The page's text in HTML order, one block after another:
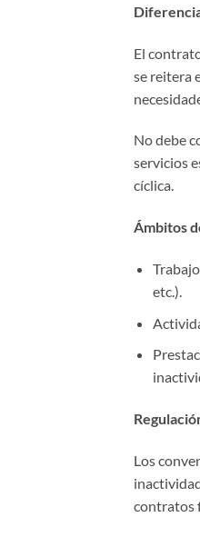
El
se reitera
No debe
servicios
cíclica.
Ámbitos
etc.).
Los
contratos